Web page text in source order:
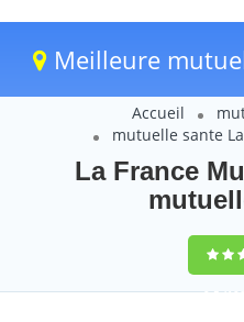
Meilleure
Accueil
mutuelle sante
La France
9,5